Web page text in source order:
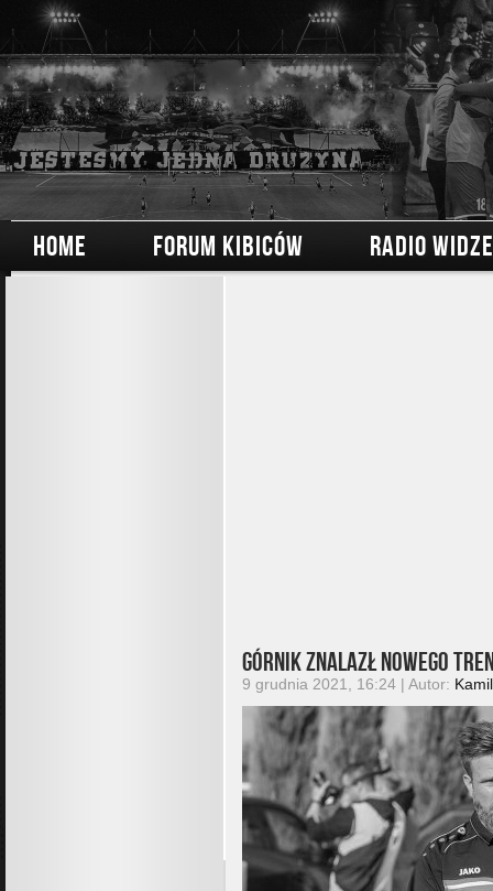
HOME FORUM KIBICÓW RADIO
Górnik znalazł nowego
9 grudnia 2021, 16:24 | Autor: Kamil